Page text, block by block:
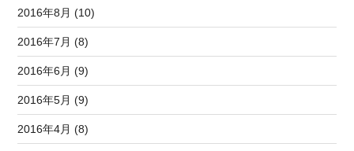
2016年8月 (10)
2016年7月 (8)
2016年6月 (9)
2016年5月 (9)
2016年4月 (8)